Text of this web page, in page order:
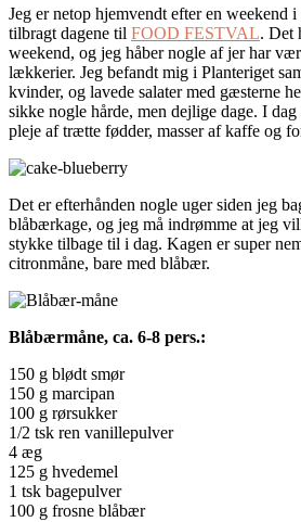
Jeg er netop hjemvendt efter en weekend
tilbragt dagene til FOOD FESTVAL. Det
weekend, og jeg håber nogle af jer har
lækkerier. Jeg befandt mig i Planteriget
kvinder, og lavede salater med gæsterne
sikke nogle hårde, men dejlige dage. I
pleje af trætte fødder, masser af kaffe og
Det er efterhånden nogle uger siden jeg
blåbærkage, og jeg må indrømme at jeg
stykke tilbage til i dag. Kagen er super
citronmåne, bare med blåbær.
Blåbærmåne, ca. 6-8 pers.:
150 g blødt smør
150 g marcipan
100 g rørsukker
1/2 tsk ren vanillepulver
4 æg
125 g hvedemel
1 tsk bagepulver
100 g frosne blåbær